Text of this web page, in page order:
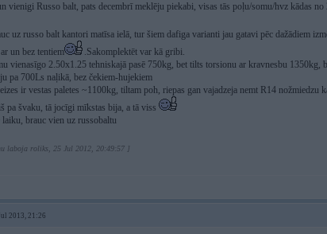
vienigi Russo balt, pats decembrī meklēju piekabi, visas tās poļu/somu/hvz kādas no
uz russo balt kantori matīsa ielā, tur šiem dafiga varianti jau gatavi pēc dažādiem
un bez tentiem
.Sakomplektēt var kā gribi.
vienasīgo 2.50x1.25 tehniskajā pasē 750kg, bet tilts torsionu ar kravnesbu 1350kg,
pa 700Ls naļikā, bez čekiem-hujekiem
ir vestas paletes ~1100kg, tiltam poh, riepas gan vajadzeja nemt R14 nožmiedzu
pa švaku, tā jocīgi mīkstas bija, a tā viss
laiku, brauc vien uz russobaltu
laboja roliks, 25 Jul 2012, 20:49:57 ]
2013, 21:26